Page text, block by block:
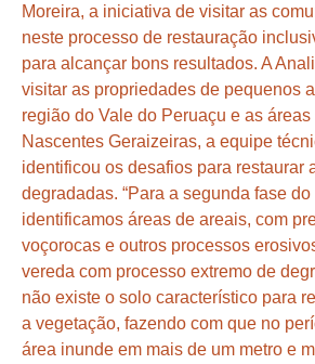
Moreira, a iniciativa de visitar as
neste processo de restauração
para alcançar bons resultados. A
visitar as propriedades de pequenos
região do Vale do Peruaçu e as
Nascentes Geraizeiras, a equipe
identificou os desafios para restaurar
degradadas. “Para a segunda fase
identificamos áreas de areais, com
voçorocas e outros processos
vereda com processo extremo de
não existe o solo característico para
a vegetação, fazendo com que no
área inunde em mais de um metro e